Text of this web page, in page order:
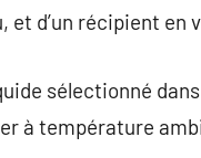
et d’un récipient en
sélectionné
à température